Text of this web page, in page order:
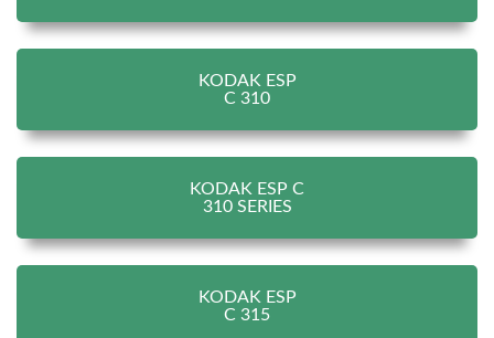
KODAK ESP
C 310
KODAK ESP C
310 SERIES
KODAK ESP
C 315